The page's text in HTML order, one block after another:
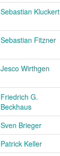
Sebastian Kluckert
Sebastian Fitzner
Jesco Wirthgen
Friedrich G.
Beckhaus
Sven Brieger
Patrick Keller